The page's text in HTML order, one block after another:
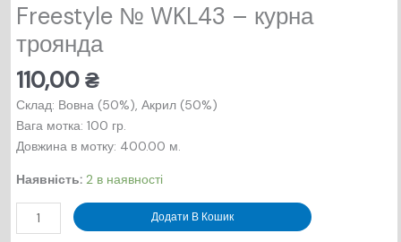
Freestyle № WKL43 – курна
троянда
110,00₴
Склад: Вовна (50%), Акрил (50%)
Вага мотка: 100 гр.
Довжина в мотку: 400.00 м.
Наявність: 2 в наявності
Freestyle
№
Додати В Кошик